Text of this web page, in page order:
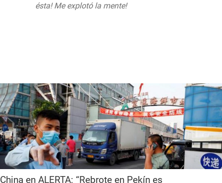
ésta! Me explotó la mente!
China en ALERTA: “Rebrote en Pekín es